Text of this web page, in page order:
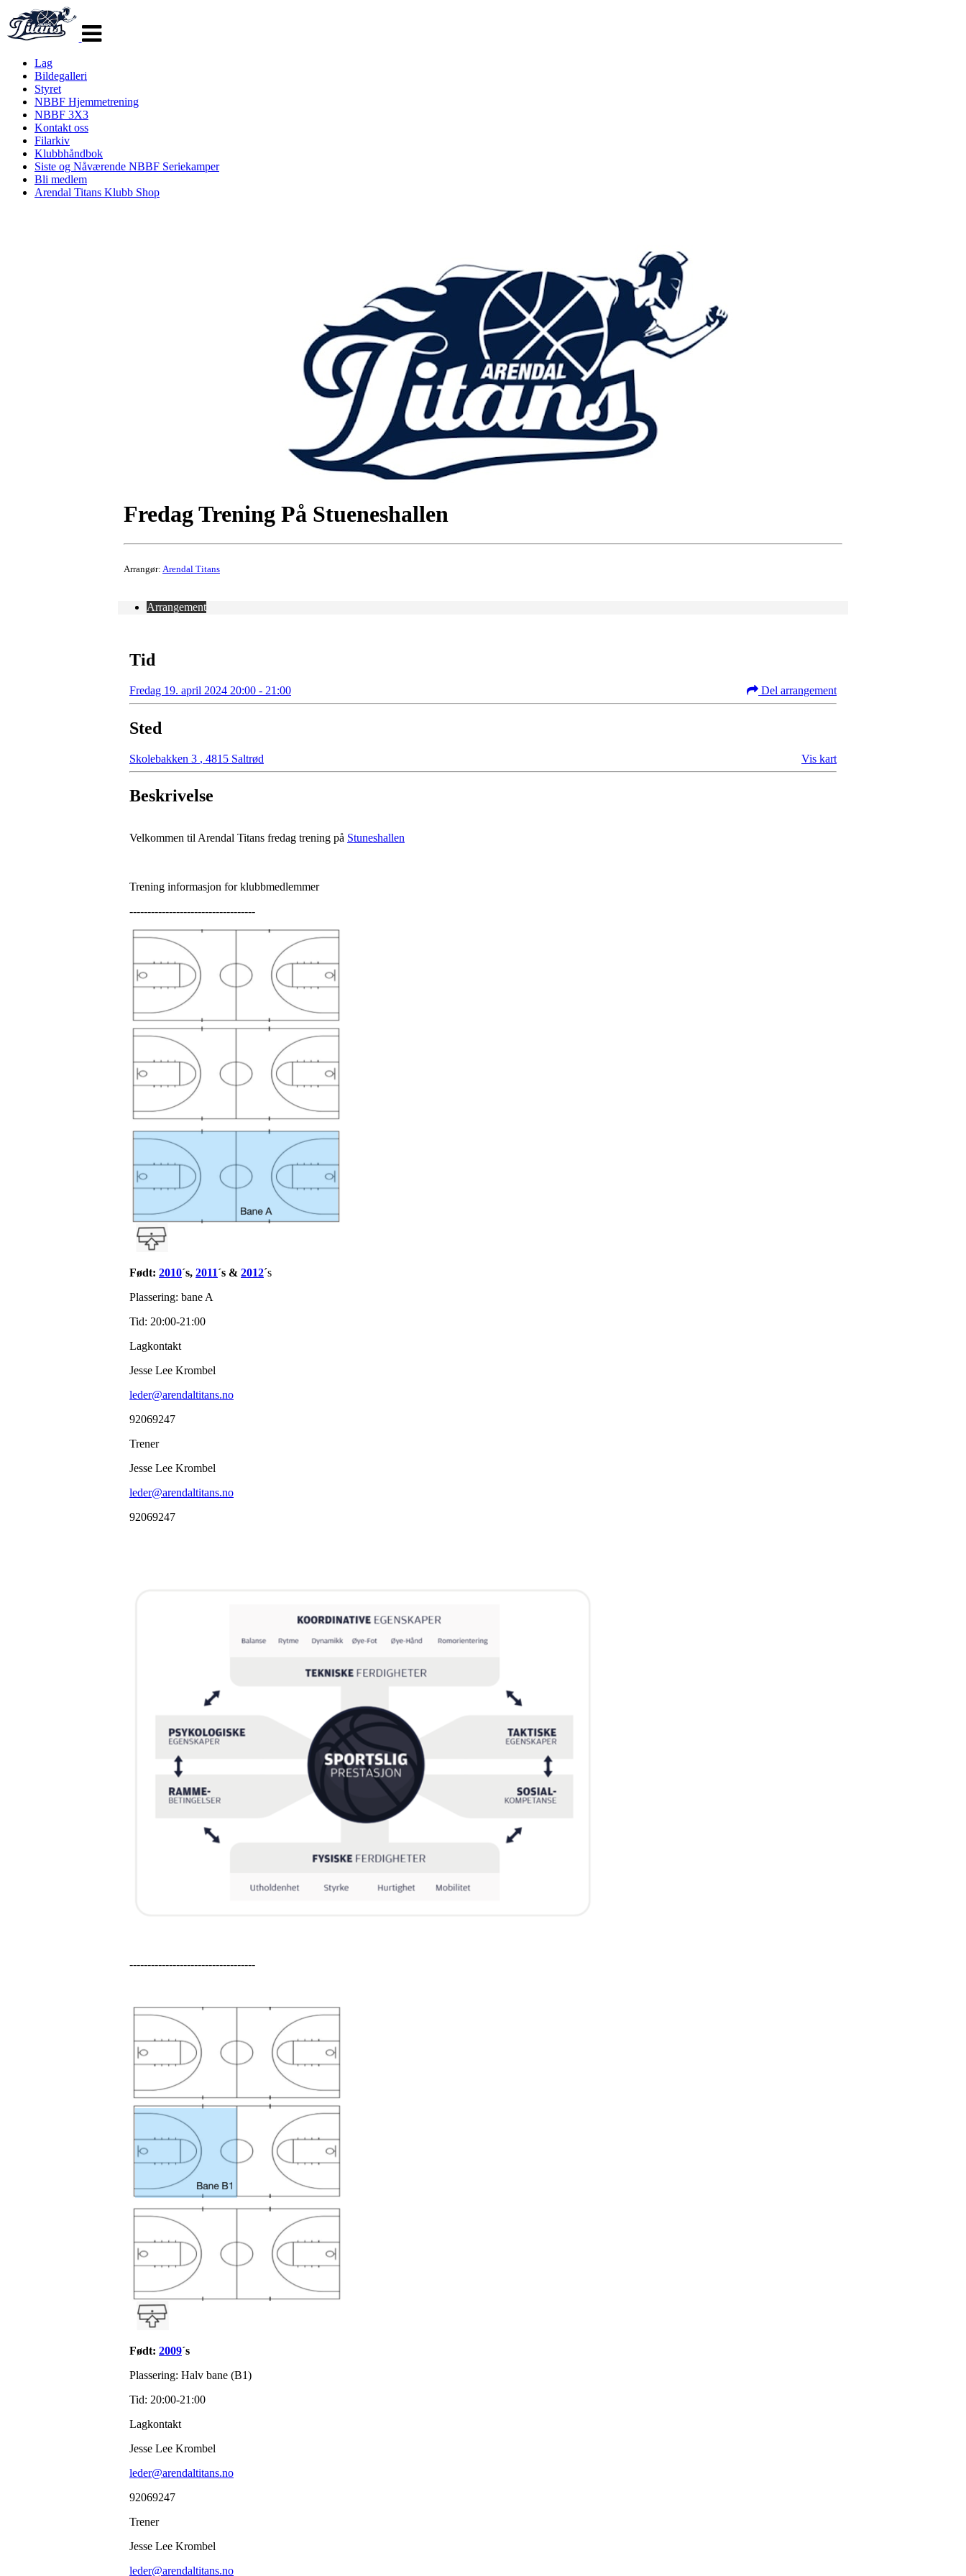
navigasjon
Lag
Bildegalleri
Styret
NBBF Hjemmetrening
NBBF 3X3
Kontakt oss
Filarkiv
Klubbhåndbok
Siste og Nåværende NBBF Seriekamper
Bli medlem
Arendal Titans Klubb Shop
Fredag Trening På Stueneshallen
Arrangør: Arendal Titans
Arrangement
Tid
Fredag 19. april 2024 20:00 - 21:00 Del arrangement
Sted
Skolebakken 3 , 4815 Saltrød Vis kart
Beskrivelse
Velkommen til Arendal Titans fredag trening på Stuneshallen
Trening informasjon for klubbmedlemmer
-----------------------------------
Født: 2010´s, 2011´s & 2012´s
Plassering: bane A
Tid: 20:00-21:00
Lagkontakt
Jesse Lee Krombel
leder@arendaltitans.no
92069247
Trener
Jesse Lee Krombel
leder@arendaltitans.no
92069247
-----------------------------------
Født: 2009´s
Plassering: Halv bane (B1)
Tid: 20:00-21:00
Lagkontakt
Jesse Lee Krombel
leder@arendaltitans.no
92069247
Trener
Jesse Lee Krombel
leder@arendaltitans.no